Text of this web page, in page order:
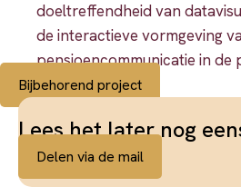
doeltreffendheid van
de interactieve vormgeving
pensioencommunicatie in de
Bijbehorend project
Lees het later nog
Delen via de mail